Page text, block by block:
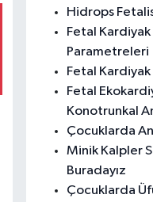
Hidrops
Fetal
Parametreleri
Fetal Kardiyak
Fetal
Konotrunkal
Çocuklarda
Minik Kalpler
Buradayız
Çocuklarda